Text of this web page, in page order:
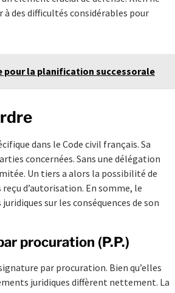
à des difficultés considérables pour
pour la planification successorale
dans le Code civil français. Sa
concernées. Sans une délégation
Un tiers a alors la possibilité de
d’autorisation. En somme, le
sur les conséquences de son
procuration (P.P.)
par procuration. Bien qu’elles
juridiques diffèrent nettement. La